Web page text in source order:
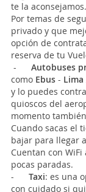
te la aconsejamos.
Por temas de
privado y que
opción de
reserva de tu
- Autobuses
como Ebus -
y lo puedes
quioscos del
momento
Cuando sacas el
bajar para llegar
Cuentan con WiFi
pocas paradas.
- Taxi: es una
con cuidado si